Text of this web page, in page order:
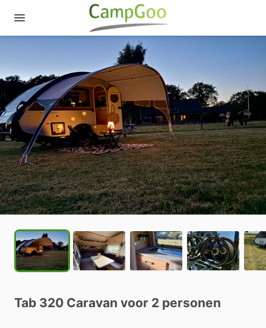
Tab 320 Caravan voor 2 personen